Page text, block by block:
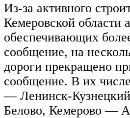
Из-за активного
Кемеровской области
обеспечивающих
сообщение, на
дороги прекращено
сообщение. В их
— Ленинск-
Белово, Кемерово —